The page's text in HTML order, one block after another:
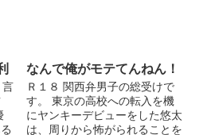
言
なんで俺がモテてんねん！
Ｒ１８ 関西弁男子の総受けで
す。 東京の高校への転入を機
にヤンキーデビューをした悠太
は、周りから怖がられることを